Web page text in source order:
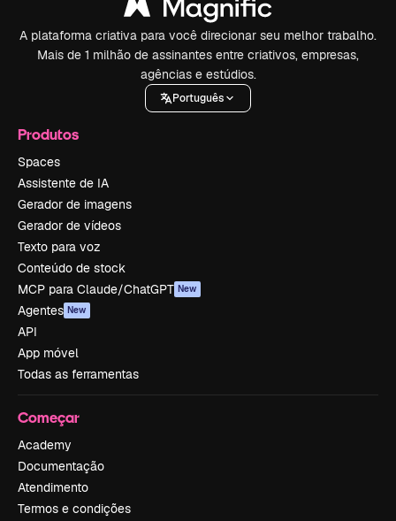
A plataforma criativa para você direcionar seu melhor trabalho.
Mais de 1 milhão de assinantes entre criativos, empresas,
agências e estúdios.
Português
Produtos
Spaces
Assistente de IA
Gerador de imagens
Gerador de vídeos
Texto para voz
Conteúdo de stock
MCP para Claude/ChatGPT New
Agentes New
API
App móvel
Todas as ferramentas
Começar
Academy
Documentação
Atendimento
Termos e condições